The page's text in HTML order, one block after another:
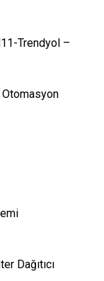
Trendyol –
Dağıtıcı